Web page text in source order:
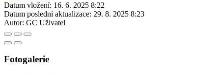
Datum vložení: 16. 6. 2025 8:22
Datum poslední aktualizace: 29. 8. 2025 8:23
Autor: GC Uživatel
Fotogalerie